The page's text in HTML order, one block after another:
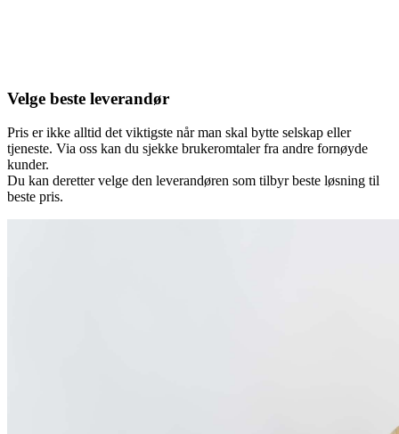
Velge beste leverandør
Pris er ikke alltid det viktigste når man skal bytte selskap eller
tjeneste. Via oss kan du sjekke brukeromtaler fra andre fornøyde
kunder.
Du kan deretter velge den leverandøren som tilbyr beste løsning til
beste pris.